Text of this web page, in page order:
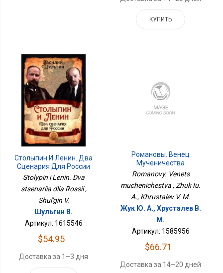
КУПИТЬ
Столыпин И Ленин. Два
Сценария Для России
Stolypin i Lenin. Dva
stsenariia dlia Rossii ,
Shul'gin V.
Шульгин В.
Артикул: 1615546
$54.95
Доставка за 1–3 дня
Романовы. Венец
Мученичества
Romanovy. Venets
muchenichestva , Zhuk Iu.
A., Khrustalev V. M.
Жук Ю. А., Хрусталев В.
М.
Артикул: 1585956
$66.71
Доставка за 14–20 дней